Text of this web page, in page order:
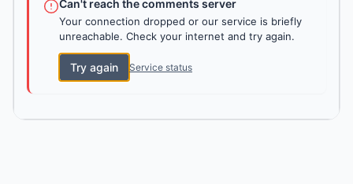
Can't reach the comments server
Your connection dropped or our service is briefly
unreachable. Check your internet and try again.
Try again Service status